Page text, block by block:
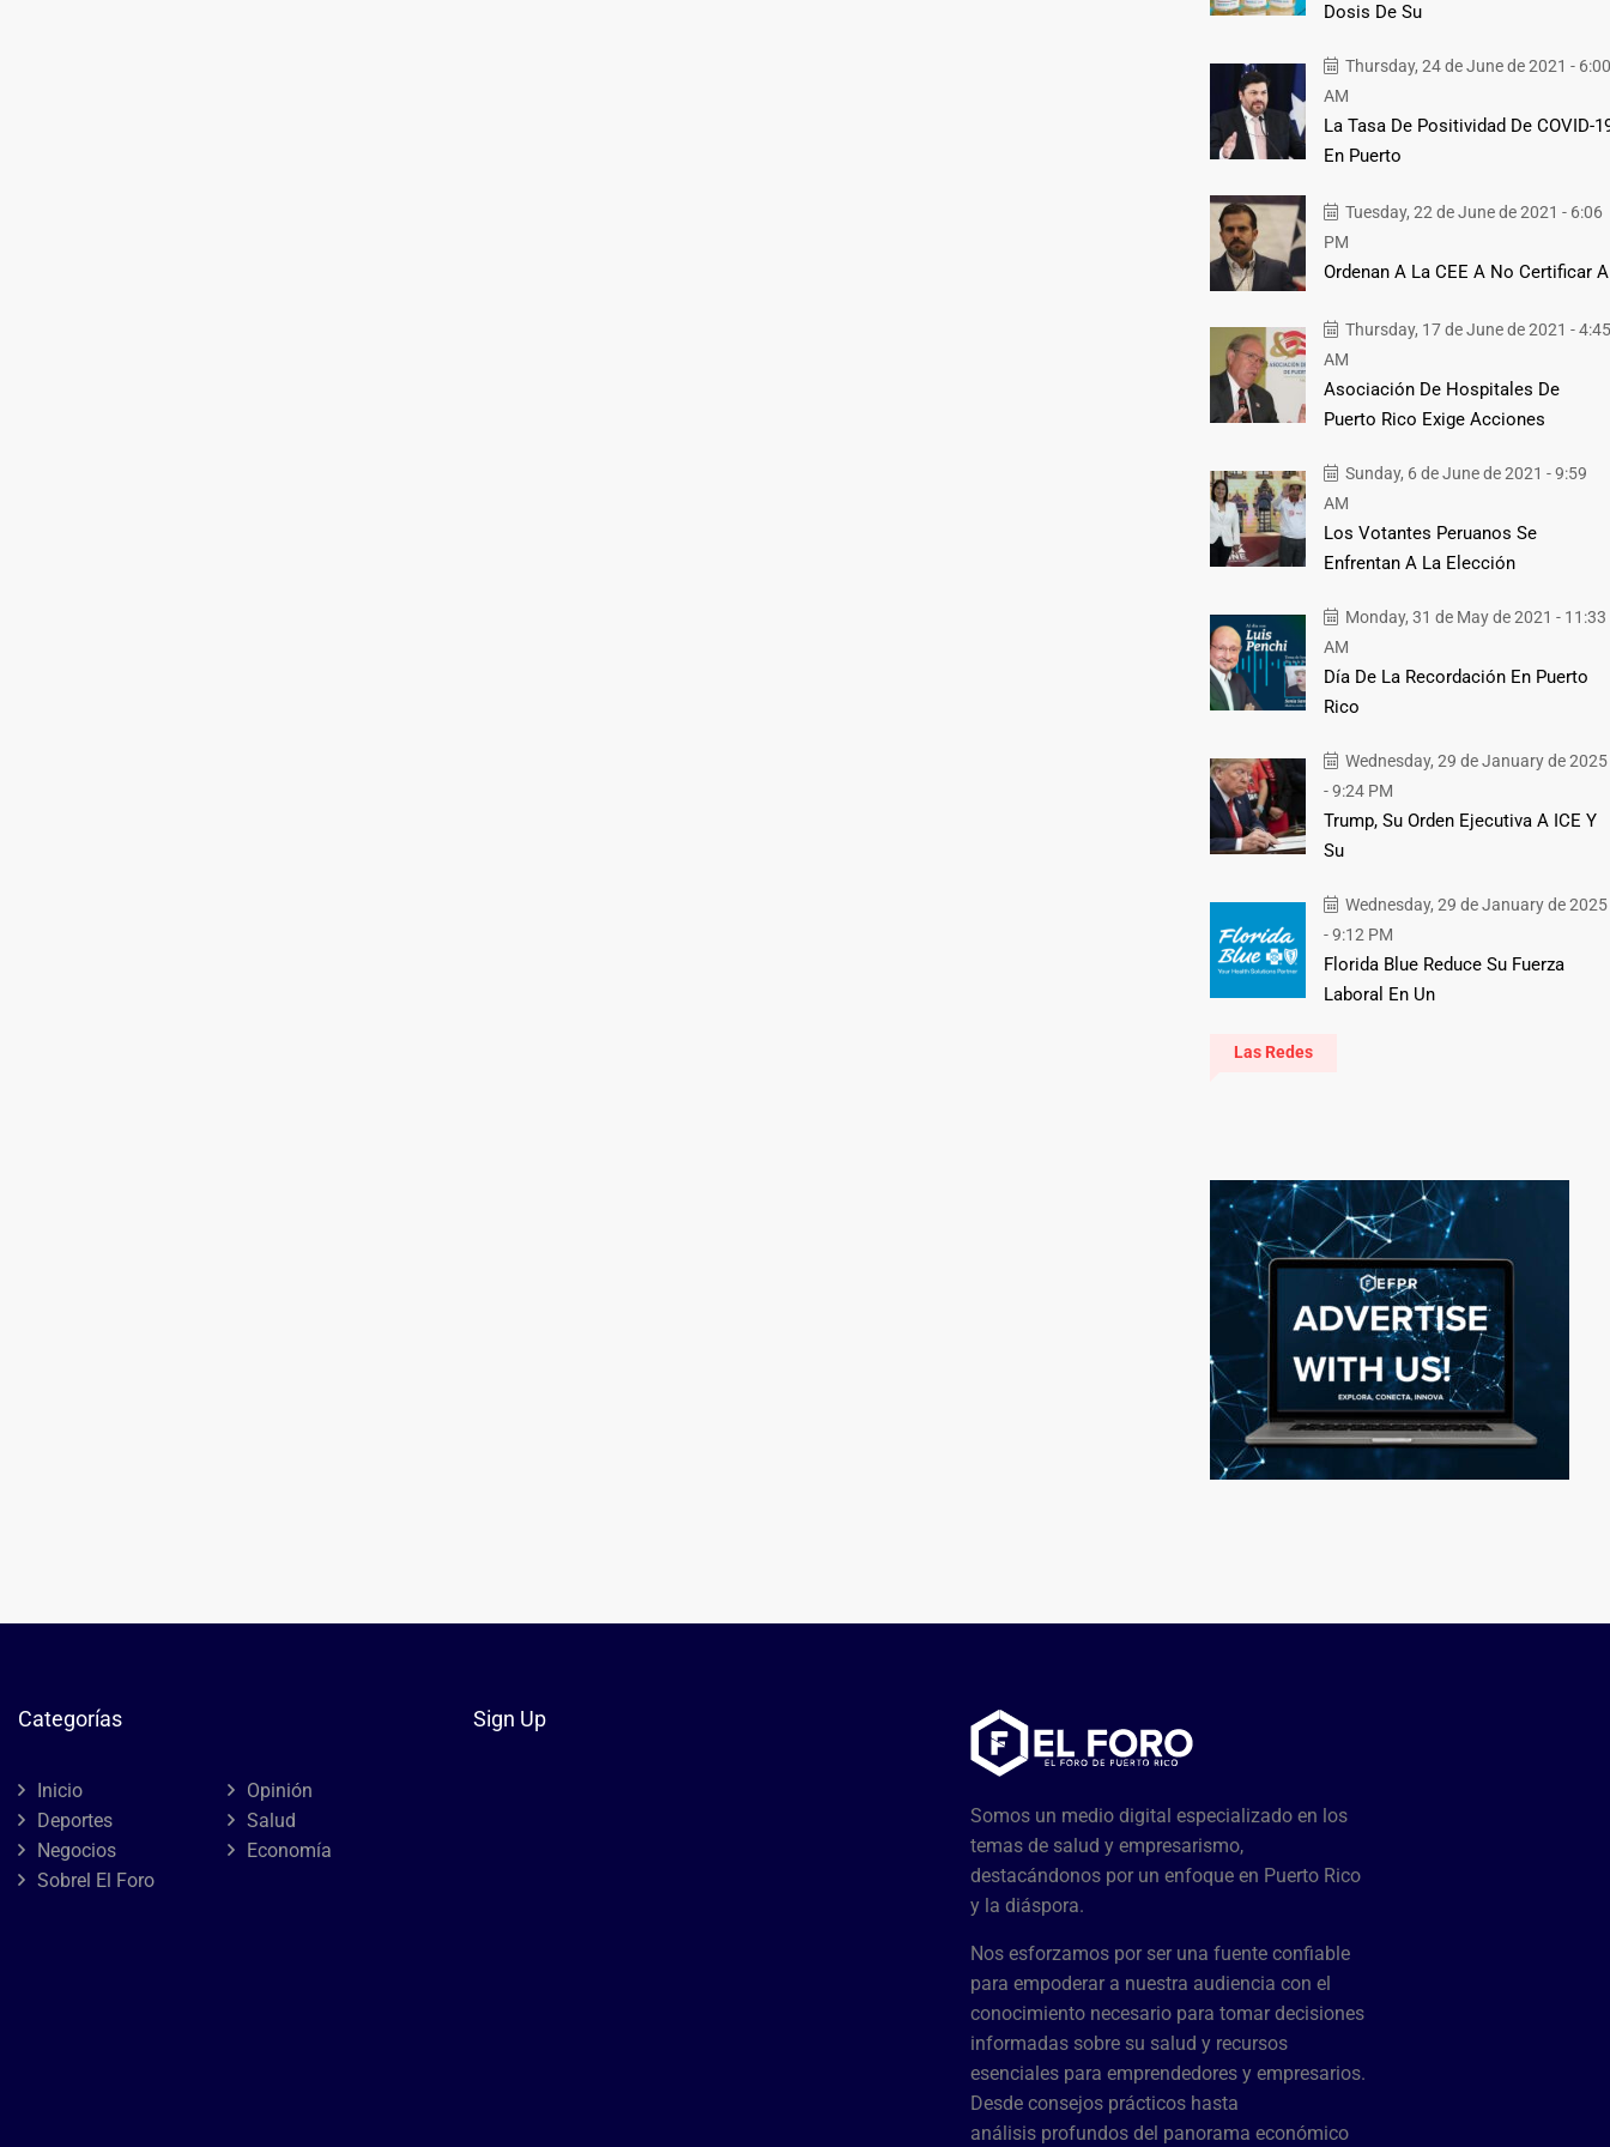
Dosis De Su
Thursday, 24 de June de 2021 - 6:00
AM
La Tasa De Positividad De COVID-
En Puerto
Tuesday, 22 de June de 2021 - 6:06
PM
Ordenan A La CEE A No Certificar A
Thursday, 17 de June de 2021 - 4:45
AM
Asociación De Hospitales De
Puerto Rico Exige Acciones
Sunday, 6 de June de 2021 - 9:59
AM
Los Votantes Peruanos Se
Enfrentan A La Elección
Monday, 31 de May de 2021 - 11:33
AM
Día De La Recordación En Puerto
Rico
Wednesday, 29 de January de 2025
- 9:24 PM
Trump, Su Orden Ejecutiva A ICE Y
Su
Wednesday, 29 de January de 2025
- 9:12 PM
Florida Blue Reduce Su Fuerza
Laboral En Un
Las Redes
Categorías
Inicio
Opinión
Deportes
Salud
Negocios
Economía
Sobrel El Foro
Sign Up
Somos un medio digital especializado en los
temas de salud y empresarismo,
destacándonos por un enfoque en Puerto Rico
y la diáspora.
Nos esforzamos por ser una fuente confiable
para empoderar a nuestra audiencia con el
conocimiento necesario para tomar decisiones
informadas sobre su salud y recursos
esenciales para emprendedores y empresarios.
Desde consejos prácticos hasta
análisis profundos del panorama económico